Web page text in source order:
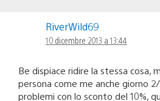
RiverWild69
10 dicembre 2013 a 13:44
Be dispiace ridire la stessa cosa,
persona come me anche giorno
problemi con lo sconto del 10%,